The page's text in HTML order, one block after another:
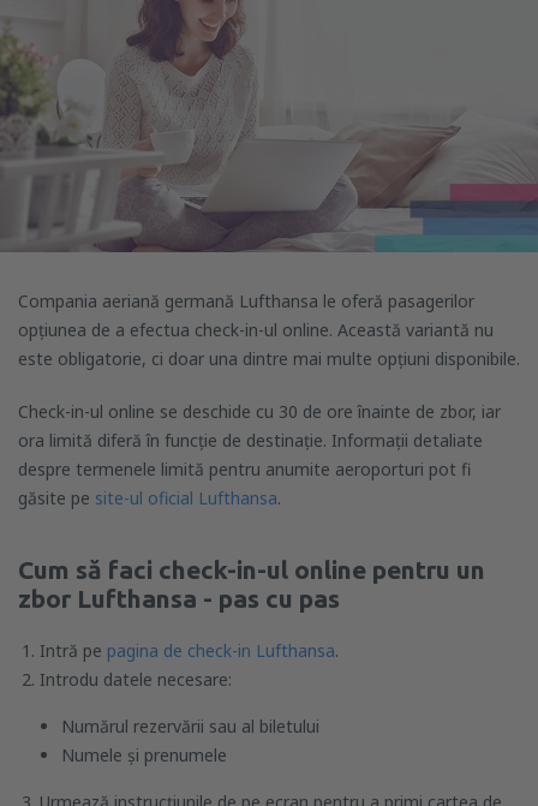
Compania aeriană germană Lufthansa le oferă pasagerilor
opțiunea de a efectua check-in-ul online. Această variantă nu
este obligatorie, ci doar una dintre mai multe opțiuni disponibile.
Check-in-ul online se deschide cu 30 de ore înainte de zbor, iar
ora limită diferă în funcție de destinație. Informații detaliate
despre termenele limită pentru anumite aeroporturi pot fi
găsite pe site-ul oficial Lufthansa.
Cum să faci check-in-ul online pentru un
zbor Lufthansa - pas cu pas
Intră pe pagina de check-in Lufthansa.
Introdu datele necesare:
Numărul rezervării sau al biletului
Numele și prenumele